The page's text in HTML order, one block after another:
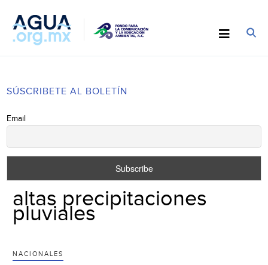
SÚSCRIBETE AL BOLETÍN
Email
altas precipitaciones
pluviales
NACIONALES